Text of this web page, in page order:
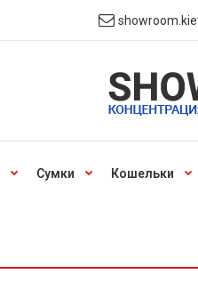
Сумки Кошельки